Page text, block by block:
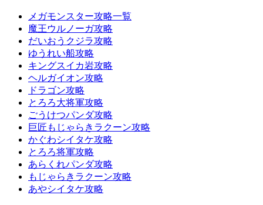
メガモンスター攻略一覧
魔王ウルノーガ攻略
だいおうクジラ攻略
ゆうれい船攻略
キングスイカ岩攻略
ヘルガイオン攻略
ドラゴン攻略
とろろ大将軍攻略
ごうけつパンダ攻略
巨匠もじゃらきラクーン攻略
かぐわシイタケ攻略
とろろ将軍攻略
あらくれパンダ攻略
もじゃらきラクーン攻略
あやシイタケ攻略